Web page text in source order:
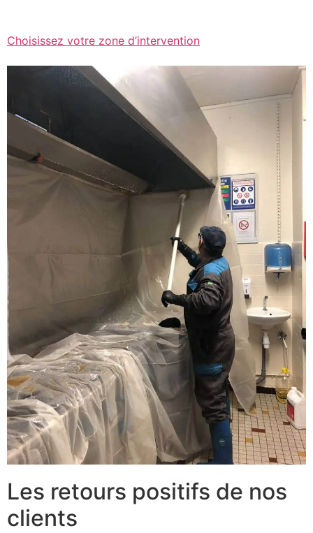
Choisissez votre zone d’intervention
Les retours positifs de nos
clients